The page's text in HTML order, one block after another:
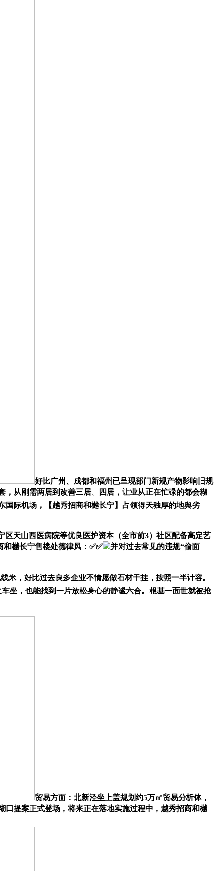
好比广州、成都和福州已呈现部门新规产物影响旧规
从刚需两居到改善三居、四居，让业从正在忙碌的都会糊
际机场，【越秀招商和樾长宁】占领得天独厚的地舆劣
天山西医病院等优良医护资本（全市前3）社区配备高定艺
樾长宁售楼处德律风：✅✅
并对过去常见的违规“偷面
米，好比过去良多企业不情愿做石材干挂，按照一半计容。
坐，也能找到一片放松身心的静谧六合。根基一面世就被抢
贸易方面：北新泾坐上盖规划约5万㎡贸易分析体，
提案正式登场，将来正在落地实施过程中，越秀招商和樾